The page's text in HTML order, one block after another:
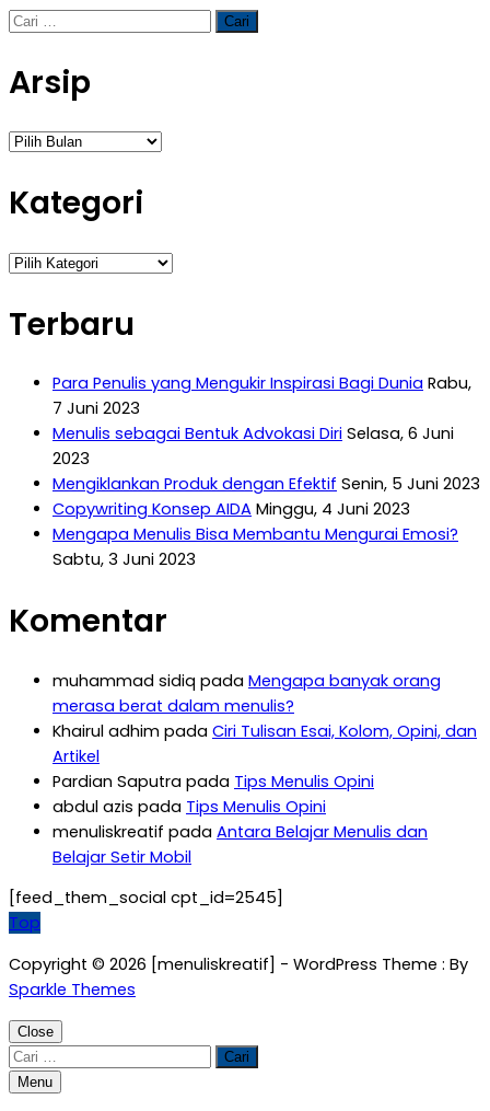
Cari
Arsip
Arsip
Kategori
Kategori
Terbaru
Para Penulis yang Mengukir Inspirasi Bagi Dunia Rabu,
7 Juni 2023
Menulis sebagai Bentuk Advokasi Diri Selasa, 6 Juni
2023
Mengiklankan Produk dengan Efektif Senin, 5 Juni 2023
Copywriting Konsep AIDA Minggu, 4 Juni 2023
Mengapa Menulis Bisa Membantu Mengurai Emosi?
Sabtu, 3 Juni 2023
Komentar
muhammad sidiq pada Mengapa banyak orang
merasa berat dalam menulis?
Khairul adhim pada Ciri Tulisan Esai, Kolom, Opini, dan
Artikel
Pardian Saputra pada Tips Menulis Opini
abdul azis pada Tips Menulis Opini
menuliskreatif pada Antara Belajar Menulis dan
Belajar Setir Mobil
[feed_them_social cpt_id=2545]
Top
Copyright © 2026 [menuliskreatif] - WordPress Theme : By
Sparkle Themes
Close
Cari
untuk:
Menu